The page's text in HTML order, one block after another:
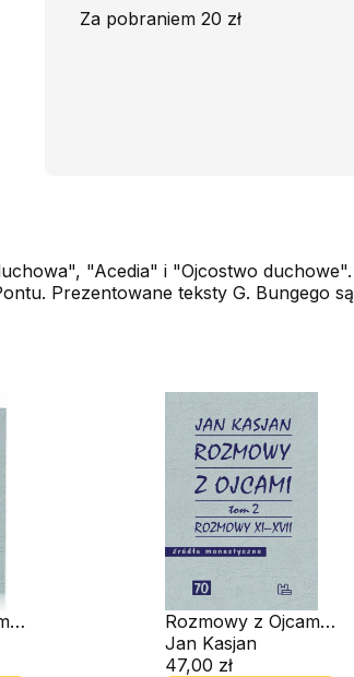
Za pobraniem 20 zł
"Acedia" i "Ojcostwo duchowe".
Prezentowane teksty G. Bungego są
Rozmowy z Ojcami
Tom 2
Jan Kasjan
47,00 zł